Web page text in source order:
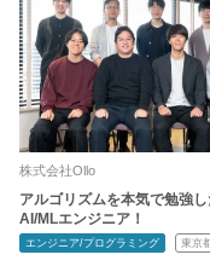
株式会社Ollo
アルゴリズムを本気で勉強し
AI/MLエンジニア！
エンジニア/プログラミング 東京